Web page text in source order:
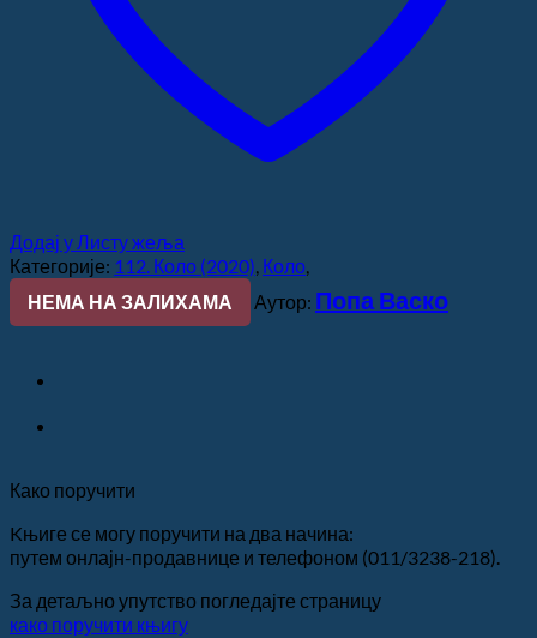
Додај у Листу жеља
Категорије: 112. Коло (2020), Коло,
НЕМА НА ЗАЛИХАМА
Аутор: Попа Васко
Како поручити
Kњиге се могу поручити на два начина:
путем онлајн-продавнице и телефоном (011/3238-218).
За детаљно упутство погледајте страницу
како поручити књигу